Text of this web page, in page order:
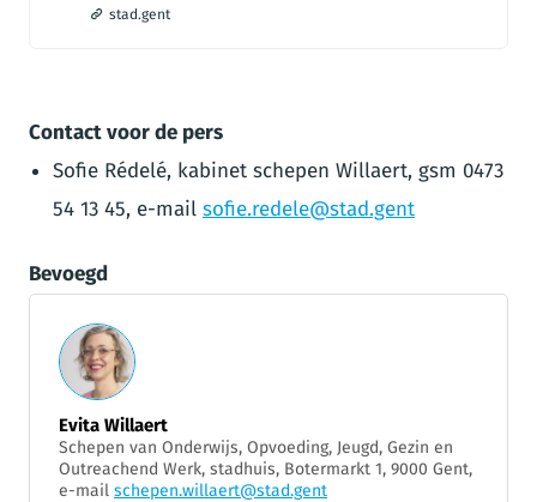
stad.gent
Contact voor de pers
Sofie Rédelé, kabinet schepen Willaert, gsm 0473
54 13 45, e-mail sofie.redele@stad.gent
Bevoegd
Evita Willaert
Schepen van Onderwijs, Opvoeding, Jeugd, Gezin en
Outreachend Werk, stadhuis, Botermarkt 1, 9000 Gent,
e-mail schepen.willaert@stad.gent